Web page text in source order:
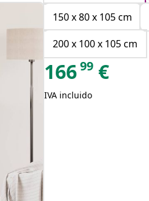
150 x 80 x 105 cm
200 x 100 x 105 cm
16699 €
IVA incluido